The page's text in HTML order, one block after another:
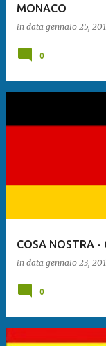
MONACO
in data gennaio 25,
0
COSA NOSTRA -
in data gennaio 23,
0